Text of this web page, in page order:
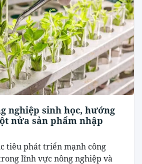
nghiệp sinh học, hướng
nửa sản phẩm nhập
tiêu phát triển mạnh công
lĩnh vực nông nghiệp và